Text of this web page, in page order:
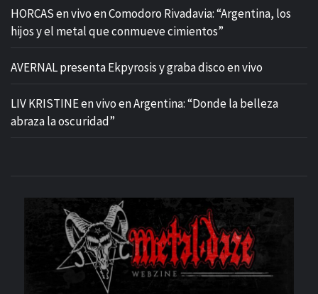
HORCAS en vivo en Comodoro Rivadavia: “Argentina, los
hijos y el metal que conmueve cimientos”
AVERNAL presenta Ekpyrosis y graba disco en vivo
LIV KRISTINE en vivo en Argentina: “Donde la belleza
abraza la oscuridad”